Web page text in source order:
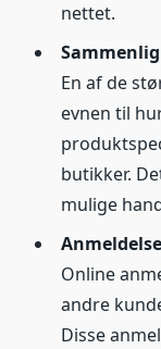
nettet.
En af de
evnen til
butikker.
mulige
Online
andre
Disse